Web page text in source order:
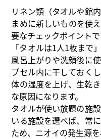
リネン類（タオルや館
まめに新しいものを使
要なチェックポイントで
「タオルは1人1枚まで
風呂上がりや洗顔後に
プセル内に干しておく
体の湿度を上げ、生乾
な原因になります。
タオルが使い放題の施
いる施設を選べば、常
ため、ニオイの発生源